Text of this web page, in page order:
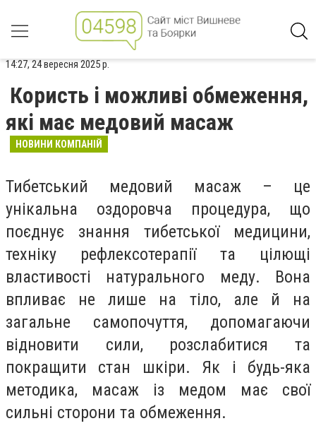
14:27, 24 вересня 2025 р.
Користь і можливі обмеження,
які має медовий масаж
НОВИНИ КОМПАНІЙ
Тибетський медовий масаж – це
унікальна оздоровча процедура, що
поєднує знання тибетської медицини,
техніку рефлексотерапії та цілющі
властивості натурального меду. Вона
впливає не лише на тіло, але й на
загальне самопочуття, допомагаючи
відновити сили, розслабитися та
покращити стан шкіри. Як і будь-яка
методика, масаж із медом має свої
сильні сторони та обмеження.